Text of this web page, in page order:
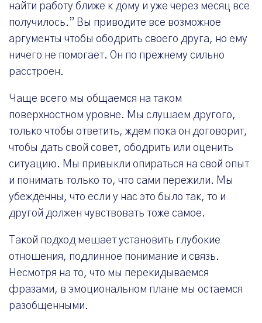
найти работу ближе к дому и уже через месяц все
получилось.” Вы приводите все возможное
аргументы чтобы ободрить своего друга, но ему
ничего не помогает. Он по прежнему сильно
расстроен.
Чаще всего мы общаемся на таком
поверхностном уровне. Мы слушаем другого,
только чтобы ответить, ждем пока он договорит,
чтобы дать свой совет, ободрить или оценить
ситуацию. Мы привыкли опираться на свой опыт
и понимать только то, что сами пережили. Мы
убежденны, что если у нас это было так, то и
другой должен чувствовать тоже самое.
Такой подход мешает установить глубокие
отношения, подлинное понимание и связь.
Несмотря на то, что мы перекидываемся
фразами, в эмоциональном плане мы остаемся
разобщенными.